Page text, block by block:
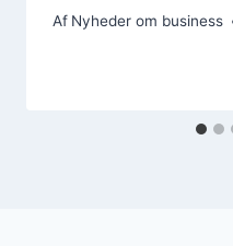
Af Nyheder om business